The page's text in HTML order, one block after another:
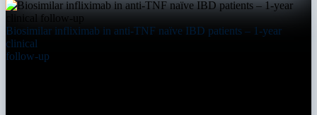
Biosimilar infliximab in anti-TNF naïve IBD patients – 1-year
clinical
follow-up